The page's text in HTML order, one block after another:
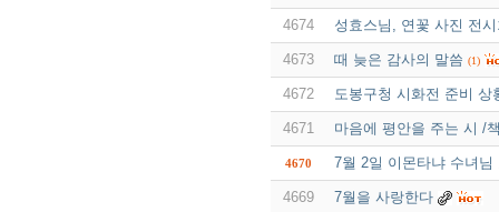
4674 성효스님, 연꽃 사진 전
4673 때 늦은 감사의 말씀 (1)
4672 도봉구청 시화전 준비 상
4671 마음에 평안을 주는 시 /
4670 7월 2일 이몬타냐 수녀님
4669 7월을 사랑한다